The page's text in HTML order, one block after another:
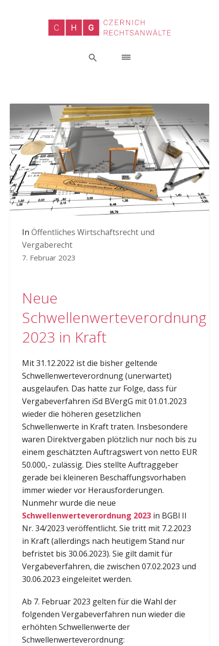
In Öffentliches Wirtschaftsrecht und
Vergaberecht
7. Februar 2023
Neue
Schwellenwerteverordnung
2023 in Kraft
Mit 31.12.2022 ist die bisher geltende
Schwellenwerteverordnung (unerwartet)
ausgelaufen. Das hatte zur Folge, dass für
Vergabeverfahren iSd BVergG mit 01.01.2023
wieder die höheren gesetzlichen
Schwellenwerte in Kraft traten. Insbesondere
waren Direktvergaben plötzlich nur noch bis zu
einem geschätzten Auftragswert von netto EUR
50.000,- zulässig. Dies stellte Auftraggeber
gerade bei kleineren Beschaffungsvorhaben
immer wieder vor Herausforderungen.
Nunmehr wurde die neue
Schwellenwerteverordnung 2023in BGBl II
Nr. 34/2023 veröffentlicht. Sie tritt mit 7.2.2023
in Kraft (allerdings nach heutigem Stand nur
befristet bis 30.06.2023). Sie gilt damit für
Vergabeverfahren, die zwischen 07.02.2023 und
30.06.2023 eingeleitet werden.
Ab 7. Februar 2023 gelten für die Wahl der
folgenden Vergabeverfahren nun wieder die
erhöhten Schwellenwerte der
Schwellenwerteverordnung: